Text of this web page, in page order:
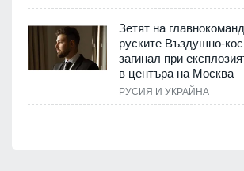
Зетят на
руските Въздушно-
загинал при
в центъра на Москва
РУСИЯ И УКРАЙНА